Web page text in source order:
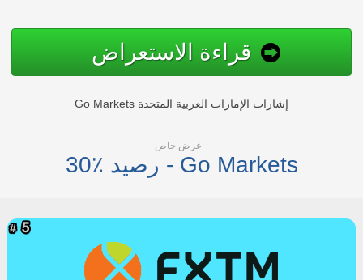
قراءة الاستعراض
Go Markets إشارات الإمارات العربية المتحدة
عرض خاص
30٪ رصيد - Go Markets